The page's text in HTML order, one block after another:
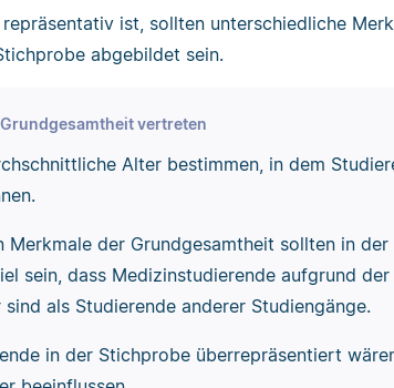
ist, sollten unterschiedliche
abgebildet sein.
vertreten
Alter bestimmen, in dem
Merkmale der Grundgesamtheit sollten in
sein, dass Medizinstudierende aufgrund
als Studierende anderer Studiengänge.
in der Stichprobe überrepräsentiert